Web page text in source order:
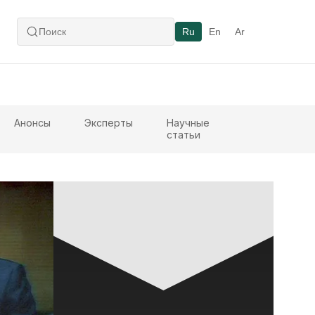
Ru En Ar
Анонсы Эксперты
Научные
статьи